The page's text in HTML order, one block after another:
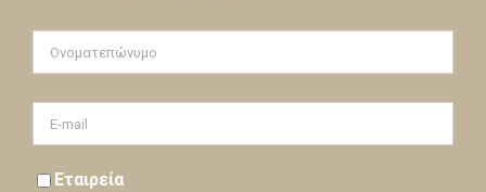
Εταιρεία